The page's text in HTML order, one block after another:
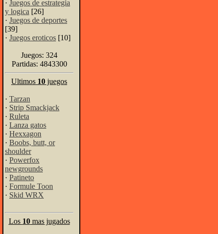
· Juegos de estrategia
y logica [26]
· Juegos de deportes
[39]
· Juegos eroticos [10]
Juegos: 324
Partidas: 4843300
Ultimos 10 juegos
· Tarzan
· Strip Smackjack
· Ruleta
· Lanza gatos
· Hexxagon
· Boobs, butt, or
shoulder
· Powerfox
newgrounds
· Patineto
· Formule Toon
· Skid WRX
Los 10mas jugados